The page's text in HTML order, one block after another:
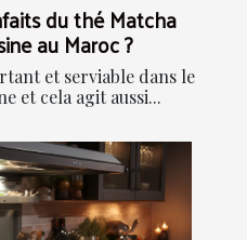
du thé Matcha
au Maroc ?
et serviable dans le
et cela agit aussi...